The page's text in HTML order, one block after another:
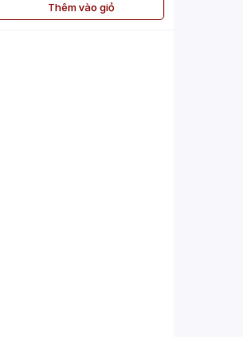
Thêm vào giỏ